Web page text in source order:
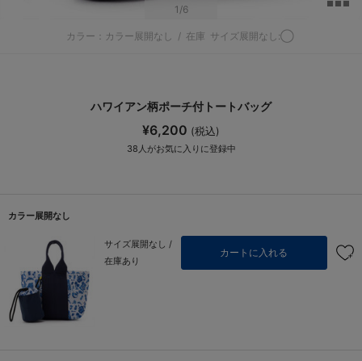
1 /6
カラー：カラー展開なし / 在庫 サイズ展開なし:◯
ハワイアン柄ポーチ付トートバッグ
¥6,200 (税込)
38 人がお気に入りに登録中
カラー展開なし
サイズ展開なし /
在庫あり
カートに入れる